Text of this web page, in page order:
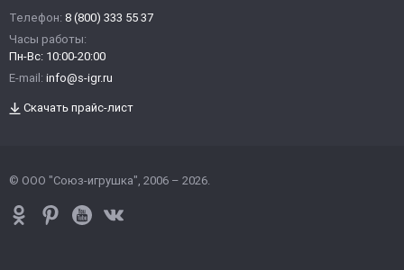
Телефон: 8 (800) 333 55 37
Часы работы:
Пн-Вс: 10:00-20:00
E-mail: info@s-igr.ru
Скачать прайс-лист
© ООО "Союз-игрушка", 2006 – 2026.